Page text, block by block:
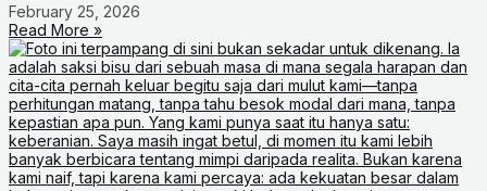
February 25, 2026
Read More »